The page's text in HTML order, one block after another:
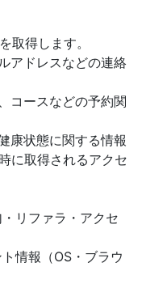
取得します。
ドレスなどの連絡
ースなどの予約関
状態に関する情報
取得されるアクセ
ファラ・アクセ
報（OS・ブラウ